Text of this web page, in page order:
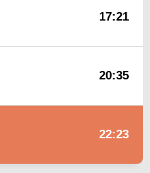
17:21
20:35
22:23